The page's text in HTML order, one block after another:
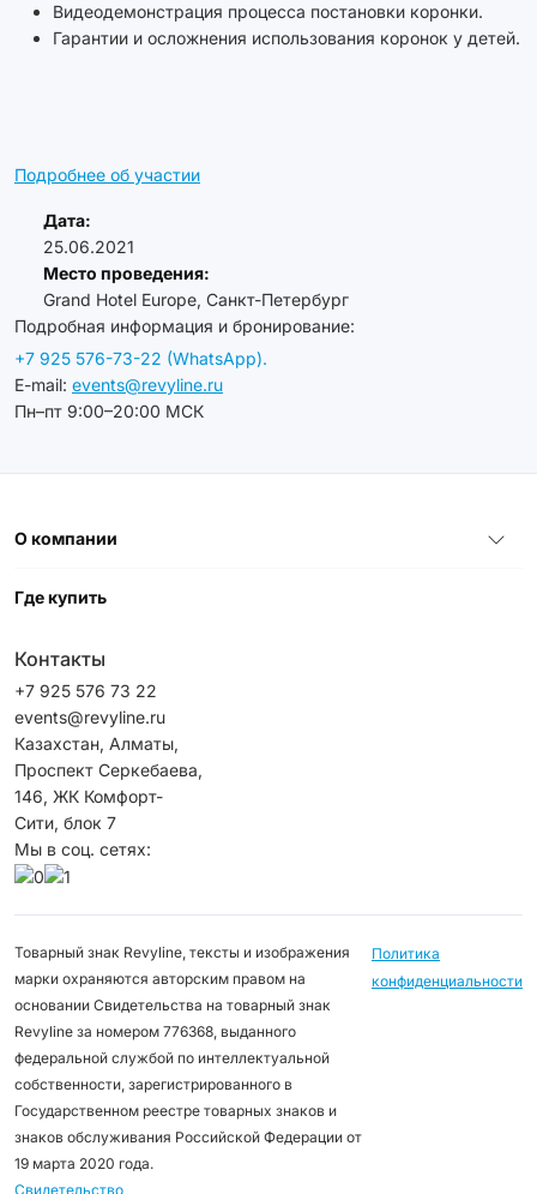
Видеодемонстрация процесса постановки коронки.
Гарантии и осложнения использования коронок у детей.
Подробнее об участии
Дата:
25.06.2021
Место проведения:
Grand Hotel Europe, Санкт-Петербург
Подробная информация и бронирование:
+7 925 576-73-22 (WhatsApp).
E-mail: events@revyline.ru
Пн–пт 9:00–20:00 МСК
О компании
Где купить
Контакты
+7 925 576 73 22
events@revyline.ru
Казахстан, Алматы,
Проспект Серкебаева,
146, ЖК Комфорт-
Сити, блок 7
Мы в соц. сетях:
Товарный знак Revyline, тексты и изображения
марки охраняются авторским правом на
основании Свидетельства на товарный знак
Revyline за номером 776368, выданного
федеральной службой по интеллектуальной
собственности, зарегистрированного в
Государственном реестре товарных знаков и
знаков обслуживания Российской Федерации от
19 марта 2020 года.
Свидетельство
Политика
конфиденциальности